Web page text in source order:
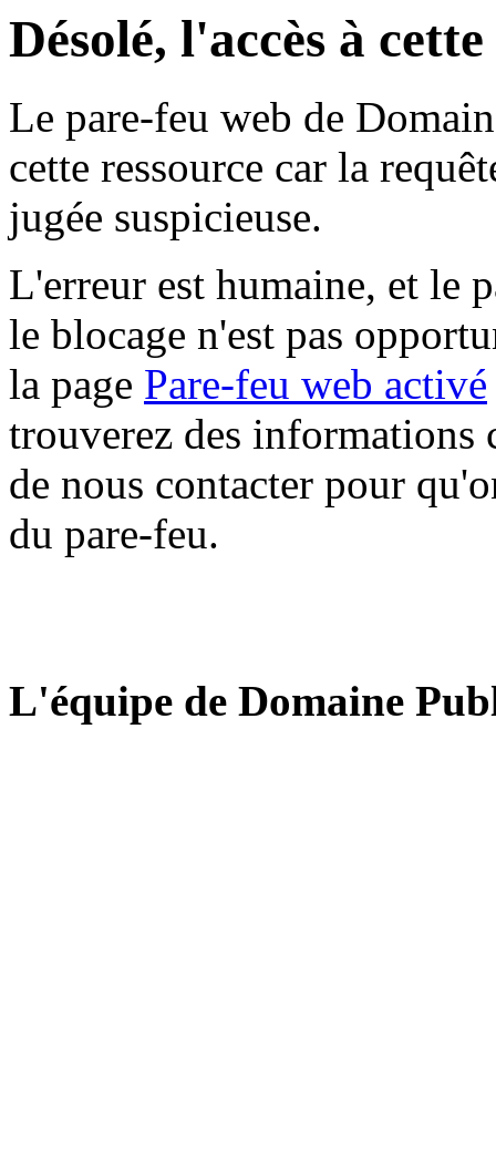
Désolé, l'accès à
Le pare-feu web de
cette ressource car la
jugée suspicieuse.
L'erreur est humaine, et le
le blocage n'est pas
la page Pare-feu web activé
trouverez des informations
de nous contacter pour
du pare-feu.
L'équipe de Domaine